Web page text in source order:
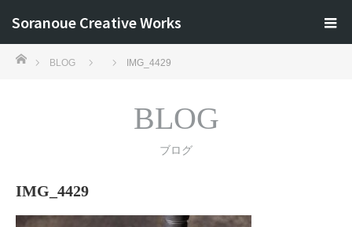
Soranoue Creative Works
ホームBLOG IMG_4429
BLOG
ブログ
IMG_4429